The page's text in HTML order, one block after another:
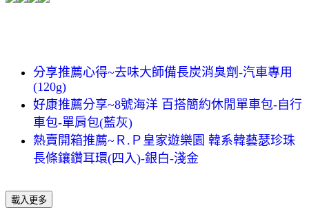
分享推薦心得~去味大師備長炭消臭劑-汽車專用
(120g)
好康推薦分享~8號海洋 百搭簡約休閒單車包-自行
車包-單肩包(藍灰)
熱賣開箱推薦~Ｒ.Ｐ皇家遊樂園 韓系韓藝瑟珍珠
長條鑲鑽耳環(四入)-銀白-淺金
載入更多